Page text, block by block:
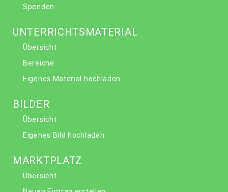
Spenden
UNTERRICHTSMATERIAL
Übersicht
Bereiche
Eigenes Material hochladen
BILDER
Übersicht
Eigenes Bild hochladen
MARKTPLATZ
Übersicht